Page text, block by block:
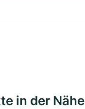
in der Nähe